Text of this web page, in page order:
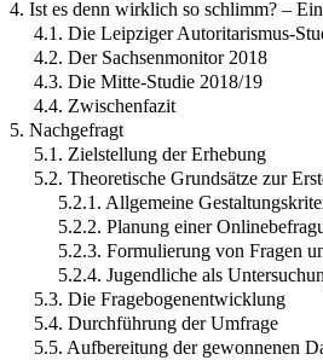
4. Ist es denn wirklich so schlimm? –
4.1. Die Leipziger Autoritarismus-
4.2. Der Sachsenmonitor 2018
4.3. Die Mitte-Studie 2018/19
4.4. Zwischenfazit
5. Nachgefragt
5.1. Zielstellung der Erhebung
5.2. Theoretische Grundsätze zur
5.2.1. Allgemeine
5.2.2. Planung einer
5.2.3. Formulierung von Fragen
5.2.4. Jugendliche als
5.3. Die Fragebogenentwicklung
5.4. Durchführung der Umfrage
5.5. Aufbereitung der gewonnenen